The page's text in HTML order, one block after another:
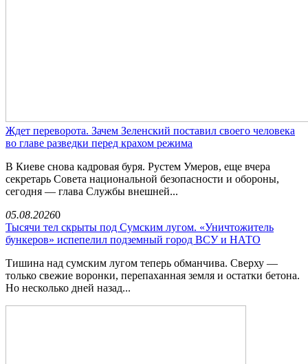
Ждет переворота. Зачем Зеленский поставил своего человека
во главе разведки перед крахом режима
В Киеве снова кадровая буря. Рустем Умеров, еще вчера
секретарь Совета национальной безопасности и обороны,
сегодня — глава Службы внешней...
05.08.20260
Тысячи тел скрыты под Сумским лугом. «Уничтожитель
бункеров» испепелил подземный город ВСУ и НАТО
Тишина над сумским лугом теперь обманчива. Сверху —
только свежие воронки, перепаханная земля и остатки бетона.
Но несколько дней назад...